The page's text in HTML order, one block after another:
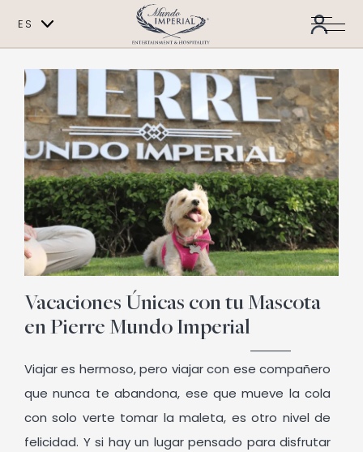
ES
EN
Vacaciones Únicas con tu Mascota
en Pierre Mundo Imperial
Viajar es hermoso, pero viajar con ese compañero
que nunca te abandona, ese que mueve la cola
con solo verte tomar la maleta, es otro nivel de
felicidad. Y si hay un lugar pensado para disfrutar